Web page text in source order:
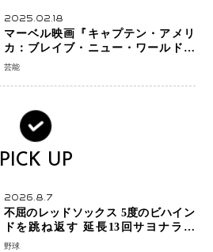
2025.02.18
マーベル映画『キャプテン・アメリ
カ：ブレイブ・ニュー・ワールド』
新ブラック・ウィドウ役のシラ・ハー
芸能
PICK UP
2026.8.7
不屈のレッドソックス 5度のビハイン
ドを跳ね返す 延長13回サヨナラ勝
ち 吉田正尚選手も2安打1打点で貢献 4
野球